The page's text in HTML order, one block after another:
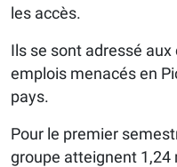
les accès.
Ils se sont adressé
emplois menacés en
pays.
Pour le premier
groupe atteignent 1,24